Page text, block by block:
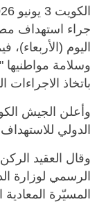
جراء استهداف
اليوم
وسلامة
باتخاذ الاجراءات
وأعلن الجيش
الدولي
وقال العقيد
الرسمي لوزارة